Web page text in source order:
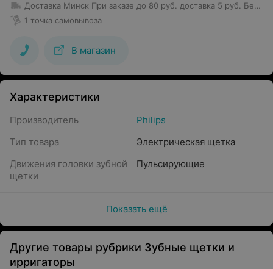
Доставка Минск При заказе до 80 руб. доставка 5 руб. Бесплатная доставка от 80 руб.
1 точка самовывоза
В магазин
Характеристики
Производитель
Philips
Тип товара
Электрическая щетка
Движения головки зубной
щетки
Пульсирующие
Показать ещё
Другие товары рубрики Зубные щетки и
ирригаторы